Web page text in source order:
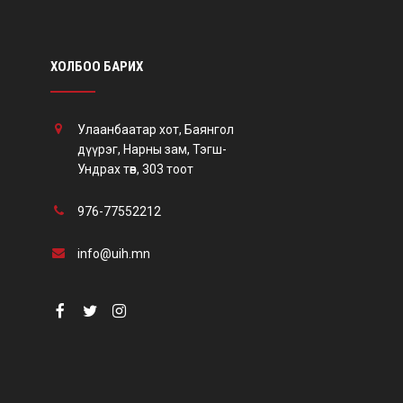
ХОЛБОО БАРИХ
Улаанбаатар хот, Баянгол
дүүрэг, Нарны зам, Тэгш-
Ундрах төв, 303 тоот
976-77552212
info@uih.mn